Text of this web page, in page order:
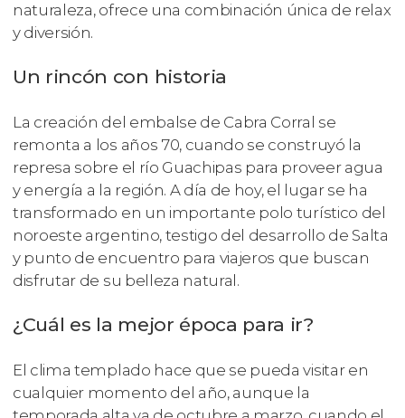
naturaleza, ofrece una combinación única de relax
y diversión.
Un rincón con historia
La creación del embalse de Cabra Corral se
remonta a los años 70, cuando se construyó la
represa sobre el río Guachipas para proveer agua
y energía a la región. A día de hoy, el lugar se ha
transformado en un importante polo turístico del
noroeste argentino, testigo del desarrollo de Salta
y punto de encuentro para viajeros que buscan
disfrutar de su belleza natural.
¿Cuál es la mejor época para ir?
El clima templado hace que se pueda visitar en
cualquier momento del año, aunque la